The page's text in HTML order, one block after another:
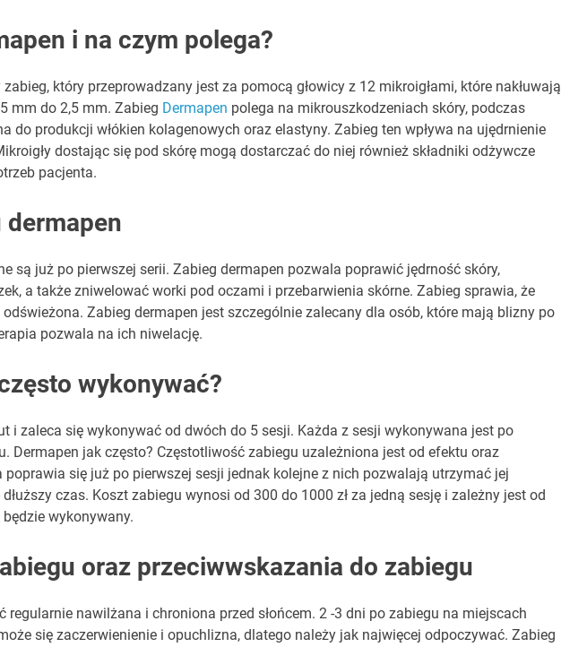
i na czym polega?
który przeprowadzany jest za pomocą głowicy z 12 mikroigłami, które nakłuwają
mm do 2,5 mm. Zabieg Dermapen polega na mikrouszkodzeniach skóry, podczas
do produkcji włókien kolagenowych oraz elastyny. Zabieg ten wpływa na ujędrnienie
dostając się pod skórę mogą dostarczać do niej również składniki odżywcze
pacjenta.
dermapen
są już po pierwszej serii. Zabieg dermapen pozwala poprawić jędrność skóry,
a także zniwelować worki pod oczami i przebarwienia skórne. Zabieg sprawia, że
Zabieg dermapen jest szczególnie zalecany dla osób, które mają blizny po
pozwala na ich niwelację.
wykonywać?
i zaleca się wykonywać od dwóch do 5 sesji. Każda z sesji wykonywana jest po
Dermapen jak często? Częstotliwość zabiegu uzależniona jest od efektu oraz
poprawia się już po pierwszej sesji jednak kolejne z nich pozwalają utrzymać jej
czas. Koszt zabiegu wynosi od 300 do 1000 zł za jedną sesję i zależny jest od
wykonywany.
oraz przeciwwskazania do zabiegu
regularnie nawilżana i chroniona przed słońcem. 2 -3 dni po zabiegu na miejscach
się zaczerwienienie i opuchlizna, dlatego należy jak najwięcej odpoczywać. Zabieg